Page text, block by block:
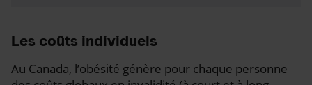
Les coûts individuels
Au Canada, l’obésité génère pour chaque personne